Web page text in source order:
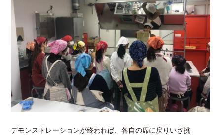
デモンストレーションが終われば、各自の席に戻りいざ挑